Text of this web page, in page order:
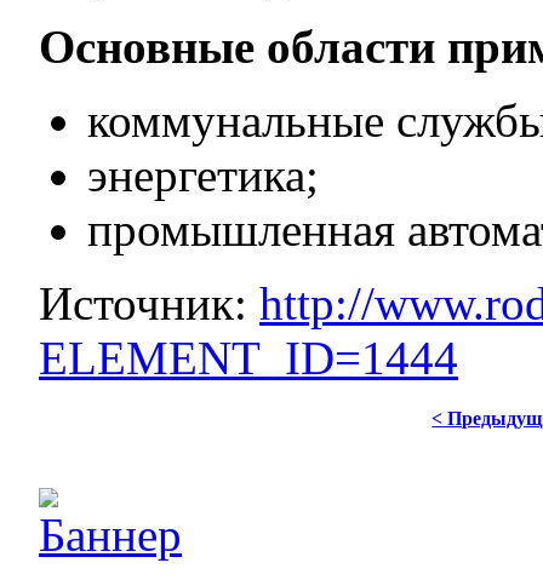
Основные области
коммунальные
энергетика;
промышленная
Источник:http://
ELEMENT_ID=1444
<